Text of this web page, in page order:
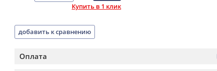
Купить в 1 клик
добавить к сравнению
Оплата